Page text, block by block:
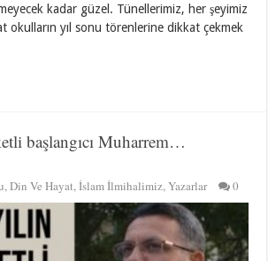
kadar güzel. Tünellerimiz, her şeyimiz
okulların yıl sonu törenlerine dikkat çekmek
başlangıcı Muharrem…
,Din Ve Hayat,İslam İlmihalimiz,Yazarlar 0